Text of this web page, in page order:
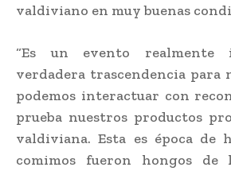
valdiviano en muy buenas
“Es un evento realmente
verdadera trascendencia para
podemos interactuar con
prueba nuestros productos
valdiviana. Esta es época de
comimos fueron hongos de